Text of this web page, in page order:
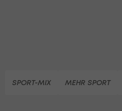
SPORT-MIX MEHR SPORT